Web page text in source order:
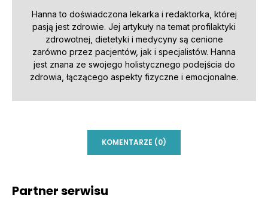
Hanna to doświadczona lekarka i redaktorka, której
pasją jest zdrowie. Jej artykuły na temat profilaktyki
zdrowotnej, dietetyki i medycyny są cenione
zarówno przez pacjentów, jak i specjalistów. Hanna
jest znana ze swojego holistycznego podejścia do
zdrowia, łączącego aspekty fizyczne i emocjonalne.
KOMENTARZE (0)
Partner serwisu